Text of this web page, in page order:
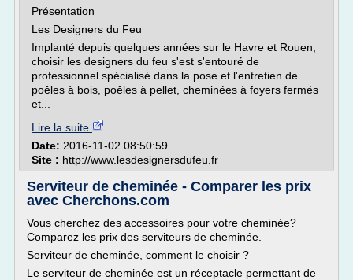
Présentation
Les Designers du Feu
Implanté depuis quelques années sur le Havre et Rouen,
choisir les designers du feu s'est s'entouré de
professionnel spécialisé dans la pose et l'entretien de
poêles à bois, poêles à pellet, cheminées à foyers fermés
et...
Lire la suite
Date: 2016-11-02 08:50:59
Site : http://www.lesdesignersdufeu.fr
Serviteur de cheminée - Comparer les prix
avec Cherchons.com
Vous cherchez des accessoires pour votre cheminée?
Comparez les prix des serviteurs de cheminée.
Serviteur de cheminée, comment le choisir ?
Le serviteur de cheminée est un réceptacle permettant de